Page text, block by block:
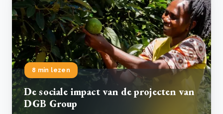
8 min lezen
De sociale impact van de projecten van
DGB Group